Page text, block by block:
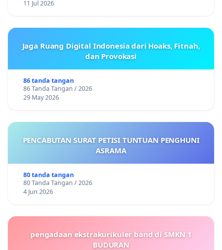
11 Jul 2026
Jaga Ruang Digital Indonesia dari Hoaks, Fitnah,
dan Provokasi
86 tanda tangan
86 Tanda Tangan / 2026
29 May 2026
PENCABUTAN SURAT PETISI TUNTUAN PENGHUNI
ASRAMA
80 tanda tangan
80 Tanda Tangan / 2026
4 Jun 2026
pengadaan ekstrakurikuler band di SMKN 1
BUDURAN